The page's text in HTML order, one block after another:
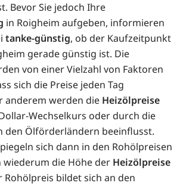
Bevor Sie jedoch Ihre
in Roigheim aufgeben, informieren
tanke-günstig, ob der Kaufzeitpunkt
gerade günstig ist. Die
von einer Vielzahl von Faktoren
sich die Preise jeden Tag
anderem werden die Heizölpreise
Wechselkurs oder durch die
den Ölförderländern beeinflusst.
sich dann in den Rohölpreisen
wiederum die Höhe der Heizölpreise
Rohölpreis bildet sich an den